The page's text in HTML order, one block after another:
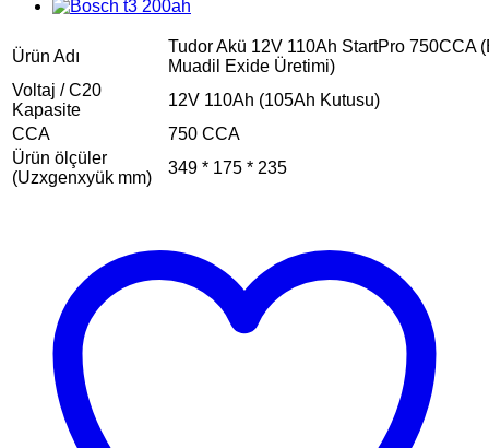
Ürün Adı
Tudor Akü 12V 110Ah StartPro 750CCA
Muadil Exide Üretimi)
Voltaj / C20
Kapasite
12V 110Ah (105Ah Kutusu)
CCA
750 CCA
Ürün ölçüler
(Uzxgenxyük mm)
349 * 175 * 235